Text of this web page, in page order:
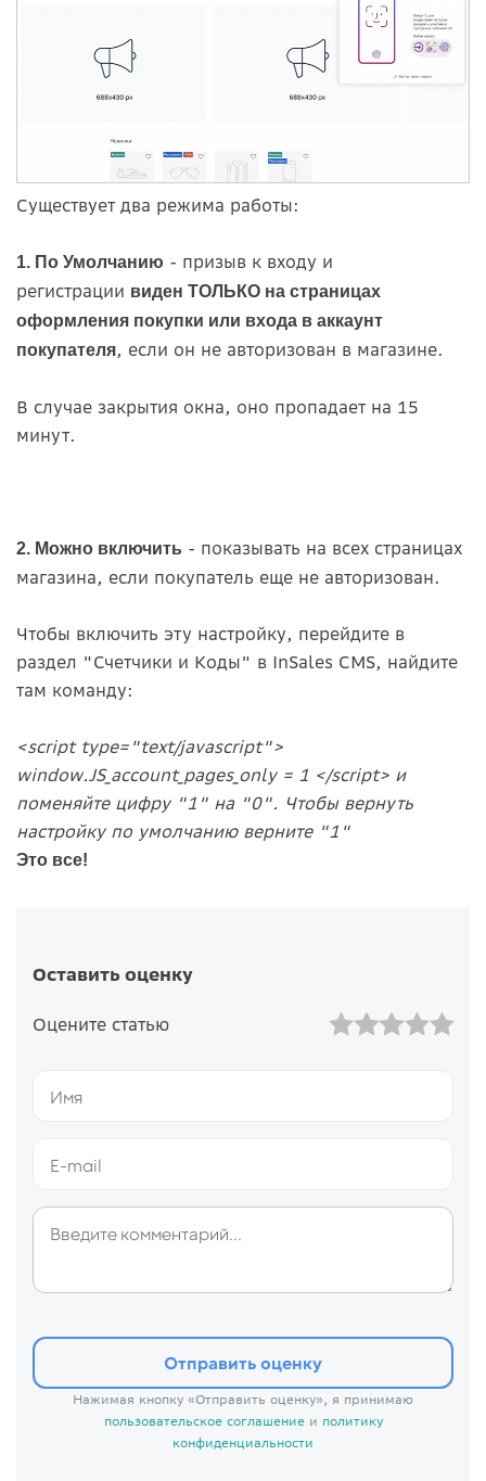
Существует два режима работы:
1. По Умолчанию - призыв к входу и
регистрации виден ТОЛЬКО на страницах
оформления покупки или входа в аккаунт
покупателя, если он не авторизован в магазине.
В случае закрытия окна, оно пропадает на 15
минут.
2. Можно включить - показывать на всех страницах
магазина, если покупатель еще не авторизован.
Чтобы включить эту настройку, перейдите в
раздел "Счетчики и Коды" в InSales CMS, найдите
там команду:
<script type="text/javascript">
window.JS_aссount_pages_only = 1 </script> и
поменяйте цифру "1" на "0". Чтобы вернуть
настройку по умолчанию верните "1"
Это все!
Оставить оценку
Оцените статью
Отправить оценку
Нажимая кнопку «Отправить оценку», я принимаю
пользовательское соглашениеи политику
конфиденциальности